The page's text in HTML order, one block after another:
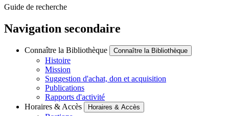
Guide de recherche
Navigation secondaire
Connaître la Bibliothèque Connaître la Bibliothèque
Histoire
Mission
Suggestion d'achat, don et acquisition
Publications
Rapports d'activité
Horaires & Accès
Horaires & Accès